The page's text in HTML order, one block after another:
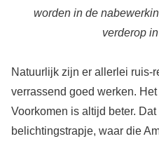
worden in de
verderop
Natuurlijk zijn er allerlei ruis-
verrassend goed werken.
Voorkomen is altijd beter. Dat
belichtingstrapje, waar die